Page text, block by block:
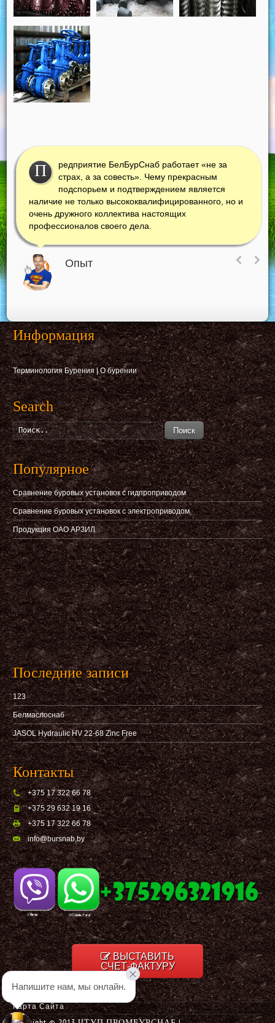
П
редприятие БелБурСнаб работает «не за
страх, а за совесть». Чему прекрасным
подспорьем и подтверждением является
наличие не только высококвалифицированного, но и
очень дружного коллектива настоящих
профессионалов своего дела.
Опыт
Информация
Терминология Бурения|О бурении
Search
Поиск
Популярное
Сравнение буровых установок с гидпроприводом
Сравнение буровых установок с электроприводом
Продукция ОАО АРЗИЛ
Последние записи
123
Белмаслоснаб
JASOL Hydraulic HV 22-68 Zinc Free
Контакты
+375 17 322 66 78
+375 29 632 19 16
+375 17 322 66 78
info@bursnab,by
ВЫСТАВИТЬ
СЧЕТ-ФАКТУРУ
Карта Сайта
Напишите нам, мы онлайн.